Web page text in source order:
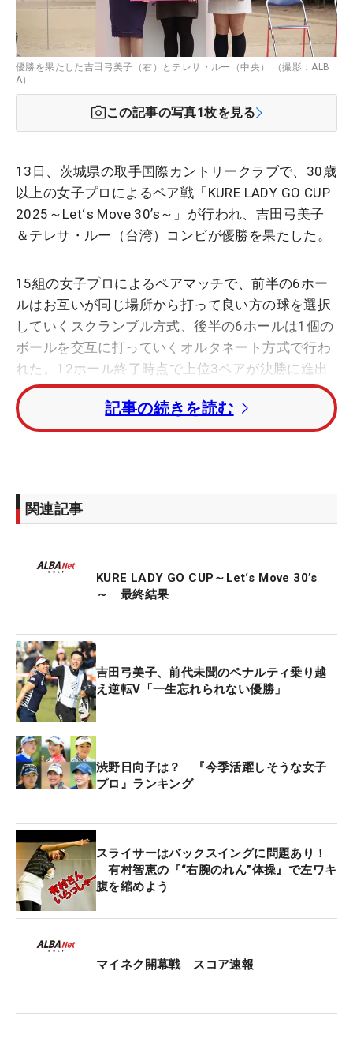
優勝を果たした吉田弓美子（右）とテレサ・ルー（中央） （撮影：ALB
A）
この記事の写真1枚を見る
13日、茨城県の取手国際カントリークラブで、30歳
以上の女子プロによるペア戦「KURE LADY GO CUP
2025～Letʻs Move 30ʼs～」が行われ、吉田弓美子
＆テレサ・ルー（台湾）コンビが優勝を果たした。
15組の女子プロによるペアマッチで、前半の6ホー
ルはお互いが同じ場所から打って良い方の球を選択
していくスクランブル方式、後半の6ホールは1個の
ボールを交互に打っていくオルタネート方式で行わ
れた。12ホール終了時点で上位3ペアが決勝に進出
した。
優勝決定戦（オルタネート方式）では、まずはルー
た。
に1987年生まれの37歳。さらにルーは、昨年の9月
に男児を出産。ツアーを産休中で、今大会は復帰戦
でもあった。「1試合目なので、緊張しました。こ
（レギュラーツアー）に行って優勝できたら」。マ
マになったルーは、柔らかい表情で優勝の喜びを述
べた。
ただ、試合中はもちろん真剣モード。ショットを打
つ前のルーの眼差しは、まさに“勝負師”の顔。これ
には吉田も「だんだん試合ムードになっていくテレ
サ・ルーちゃんを見ることができた楽しさがありま
た。あのリズムと空気感を絶対になくさないほうが
いいと思って、自分もだんだん試合ムードになっ
て、『やらなきゃ』という風になりました」。ツア
ー通算16勝を挙げるルーが作り出す空気に触発され
ながら、ツアー通算7勝を挙げる吉田も実力を思う
存分発揮した。
記事の続きを読む
関連記事
KURE LADY GO CUP～Letʻs Move 30ʼs
～ 最終結果
吉田弓美子、前代未聞のペナルティ乗り越
え逆転V「一生忘れられない優勝」
渋野日向子は？ 『今季活躍しそうな女子
プロ』ランキング
スライサーはバックスイングに問題あり！
有村智恵の『“右腕のれん”体操』で左ワキ
腹を縮めよう
マイネク開幕戦 スコア速報